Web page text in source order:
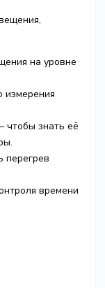
на уровне
измерения
чтобы знать её
перегрев
времени